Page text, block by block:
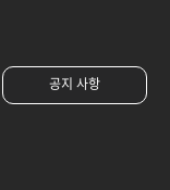
공지 사항